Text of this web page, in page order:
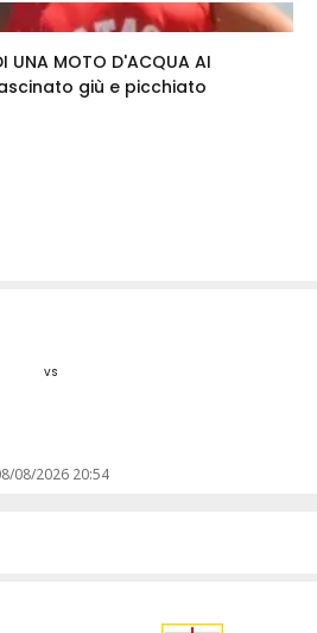
UNA MOTO D'ACQUA AI
giù e picchiato
vs
08/2026 20:54